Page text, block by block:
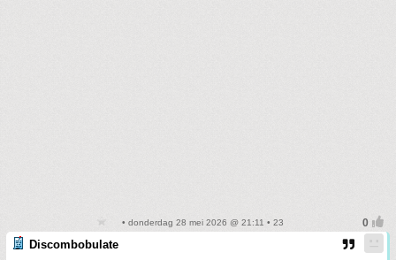
• donderdag 28 mei 2026 @ 21:11 • 23
Discombobulate